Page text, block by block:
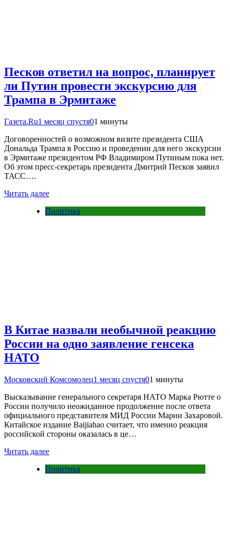
Песков ответил на вопрос, планирует
ли Путин провести экскурсию для
Трампа в Эрмитаже
Газета.Ru1 месяц спустя01 минуты
Договоренностей о возможном визите президента США
Дональда Трампа в Россию и проведении для него экскурсии
в Эрмитаже президентом РФ Владимиром Путиным пока нет.
Об этом пресс-секретарь президента Дмитрий Песков заявил
ТАСС….
Читать далее
Политика
В Китае назвали необычной реакцию
России на одно заявление генсека
НАТО
Московский Комсомолец1 месяц спустя01 минуты
Высказывание генерального секретаря НАТО Марка Рютте о
России получило неожиданное продолжение после ответа
официального представителя МИД России Марии Захаровой.
Китайское издание Baijiahao считает, что именно реакция
российской стороны оказалась в це…
Читать далее
Политика